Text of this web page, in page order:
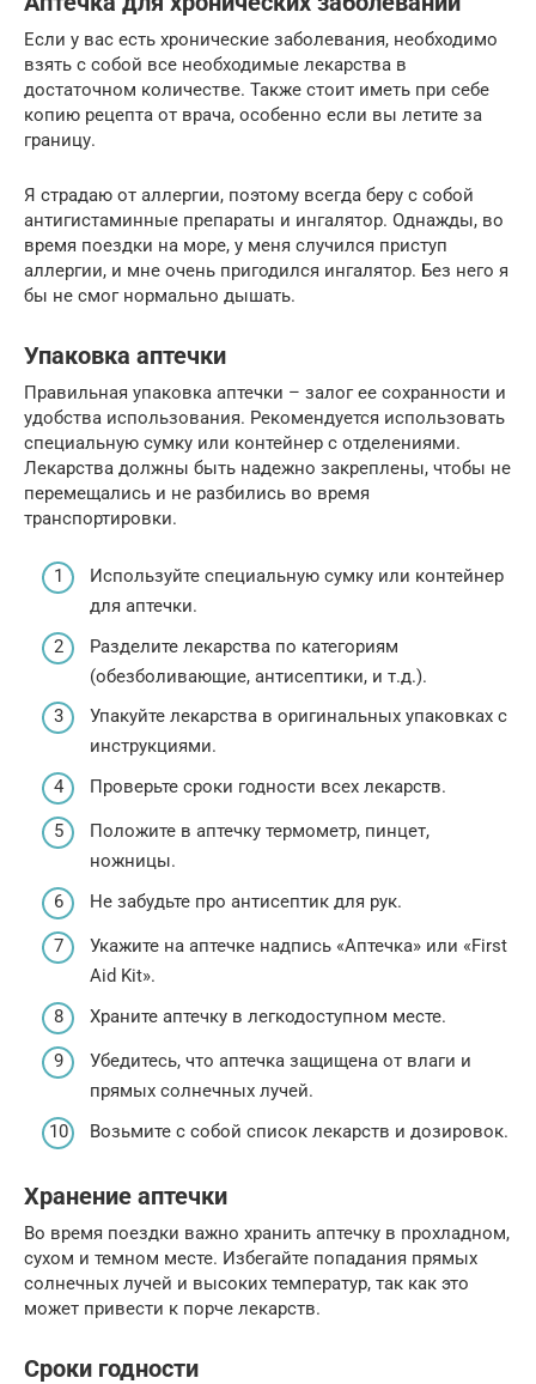
Если у вас есть хронические заболевания, необходимо
взять с собой все необходимые лекарства в
достаточном количестве. Также стоит иметь при себе
копию рецепта от врача, особенно если вы летите за
границу.
Я страдаю от аллергии, поэтому всегда беру с собой
антигистаминные препараты и ингалятор. Однажды, во
время поездки на море, у меня случился приступ
аллергии, и мне очень пригодился ингалятор. Без него я
бы не смог нормально дышать.
Упаковка аптечки
Правильная упаковка аптечки – залог ее сохранности и
удобства использования. Рекомендуется использовать
специальную сумку или контейнер с отделениями.
Лекарства должны быть надежно закреплены, чтобы не
перемещались и не разбились во время
транспортировки.
Используйте специальную сумку или контейнер
для аптечки.
Разделите лекарства по категориям
(обезболивающие, антисептики, и т.д.).
Упакуйте лекарства в оригинальных упаковках с
инструкциями.
Проверьте сроки годности всех лекарств.
Положите в аптечку термометр, пинцет,
ножницы.
Не забудьте про антисептик для рук.
Укажите на аптечке надпись «Аптечка» или «First
Aid Kit».
Храните аптечку в легкодоступном месте.
Убедитесь, что аптечка защищена от влаги и
прямых солнечных лучей.
Возьмите с собой список лекарств и дозировок.
Хранение аптечки
Во время поездки важно хранить аптечку в прохладном,
сухом и темном месте. Избегайте попадания прямых
солнечных лучей и высоких температур, так как это
может привести к порче лекарств.
Сроки годности